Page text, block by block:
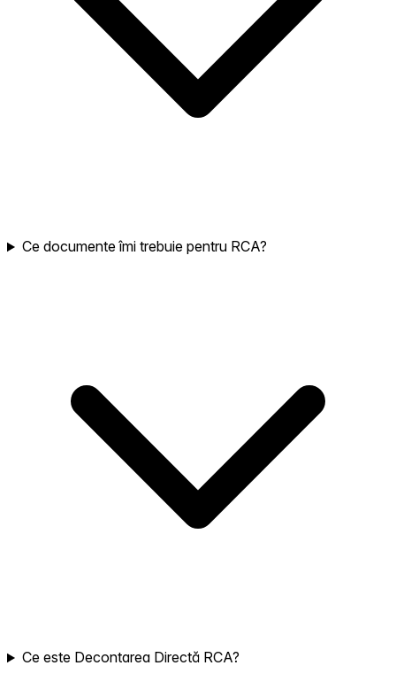
Ce documente îmi trebuie pentru RCA?
Ce este Decontarea Directă RCA?